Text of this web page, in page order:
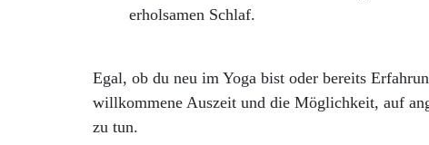
erholsamen Schlaf.
Egal, ob du neu im Yoga bist oder bereits
willkommene Auszeit und die Möglichkeit, auf
zu tun.